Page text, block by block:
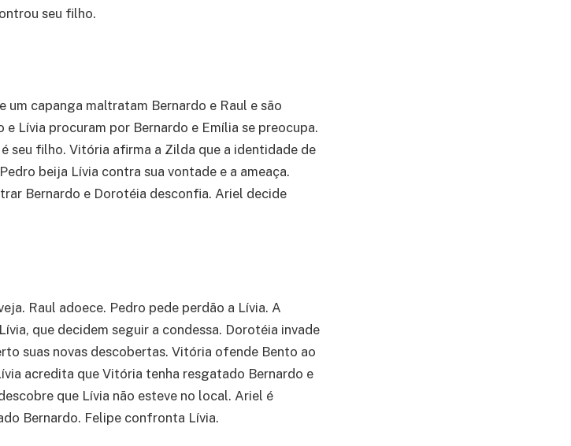
seu filho.
capanga maltratam Bernardo e Raul e são
Lívia procuram por Bernardo e Emília se preocupa.
seu filho. Vitória afirma a Zilda que a identidade de
beija Lívia contra sua vontade e a ameaça.
Bernardo e Dorotéia desconfia. Ariel decide
Raul adoece. Pedro pede perdão a Lívia. A
que decidem seguir a condessa. Dorotéia invade
suas novas descobertas. Vitória ofende Bento ao
acredita que Vitória tenha resgatado Bernardo e
que Lívia não esteve no local. Ariel é
Bernardo. Felipe confronta Lívia.